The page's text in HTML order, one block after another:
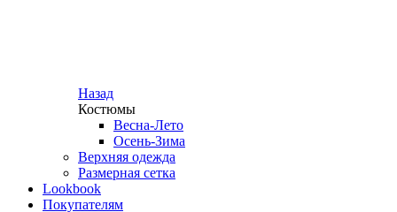
Назад
Костюмы
Весна-Лето
Осень-Зима
Верхняя одежда
Размерная сетка
Lookbook
Покупателям